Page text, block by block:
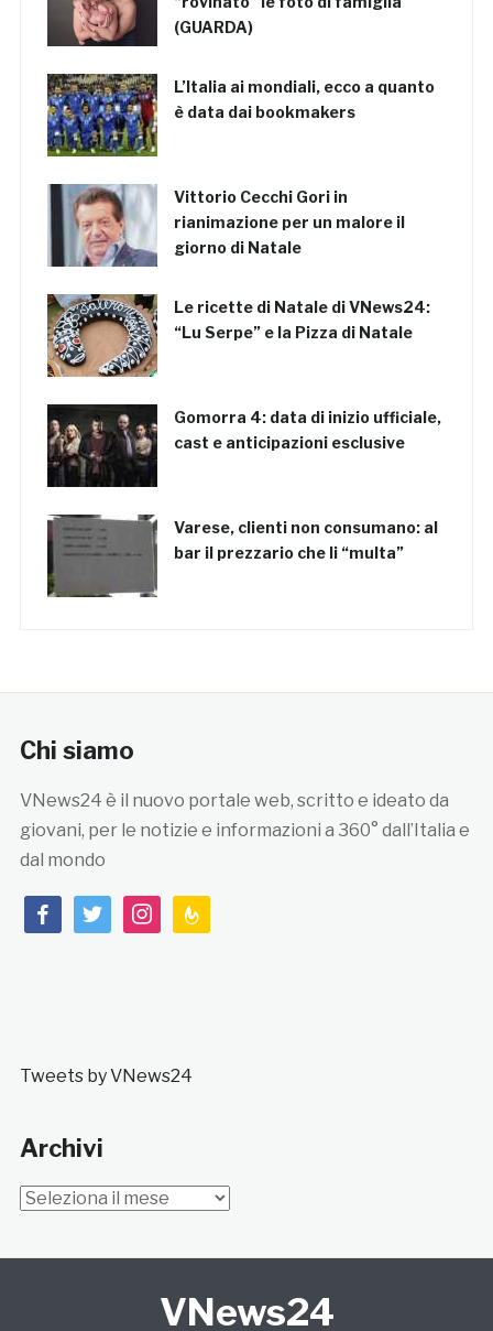
(GUARDA)
L’Italia ai mondiali, ecco a quanto
è data dai bookmakers
Vittorio Cecchi Gori in
rianimazione per un malore il
giorno di Natale
Le ricette di Natale di VNews24:
“Lu Serpe” e la Pizza di Natale
Gomorra 4: data di inizio ufficiale,
cast e anticipazioni esclusive
Varese, clienti non consumano: al
bar il prezzario che li “multa”
Chi siamo
VNews24 è il nuovo portale web, scritto e ideato da
giovani, per le notizie e informazioni a 360° dall’Italia e
dal mondo
facebooktwitterinstagramfeedburner
Tweets by VNews24
Archivi
Archivi
VNews24